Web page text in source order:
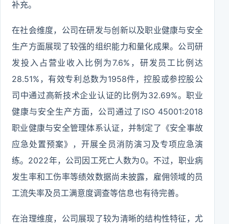
补充。
在社会维度，公司在研发与创新以及职业健康与安全
生产方面展现了较强的组织能力和量化成果。公司研
发投入占营业收入比例为7.6%，研发员工比例达
28.51%，有效专利总数为1958件，控股或参控股公
司中通过高新技术企业认证的比例为32.69%。职业
健康与安全生产方面，公司通过了ISO 45001:2018
职业健康与安全管理体系认证，并制定了《安全事故
应急处置预案》，开展全员消防演习及专项应急演
练。2022年，公司因工死亡人数为0。不过，职业病
发生率和工伤率等绩效数据尚未披露，雇佣领域的员
工流失率及员工满意度调查等信息也有待完善。
在治理维度，公司展现了较为清晰的结构性特征，尤